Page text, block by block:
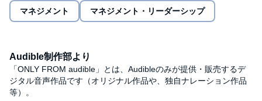
を持ってもらえる！】
【普通に話せる人も、「上級ワザ」で、さらに上手く、好印象に
題の選び方」「あいづち」「目線」「手の位置」「体の向き」な
ど、とにかくスキルが具体的、かつ実践的！】
1000人以上の社長・企業幹部の話し方を変えた「伝説の家庭教
マネジメント マネジメント・リーダーシップ
Audible制作部より
「ONLY FROM audible」とは、Audibleのみが提供・販売するデ
ジタル音声作品です（オリジナル作品や、独自ナレーション作品
等）。